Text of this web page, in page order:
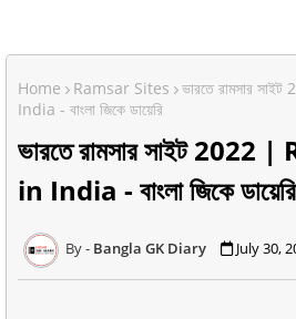
Home Ramsar Sites
ভারতে রামসার
India - বাংলা জিকে ডায়েরি
ভারতে রামসার সাইট
in India - বাংলা জিকে ডায়েরি
Bangla GK Diary July 30,